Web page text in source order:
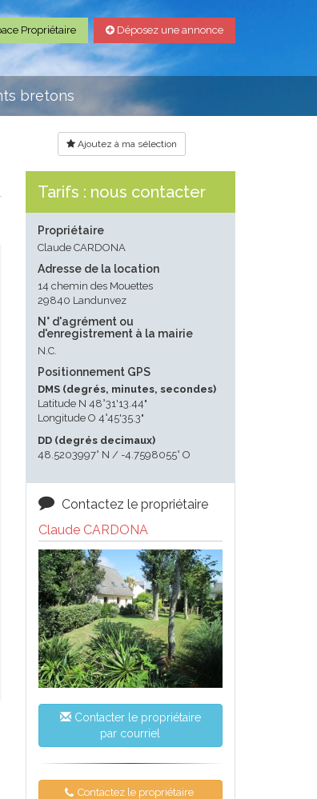
Propriétaire Déposez une annonce
bretons
Ajoutez à ma sélection
Tarifs : nous contacter
Propriétaire
Claude CARDONA
Adresse de la location
14 chemin des Mouettes
29840 Landunvez
N° d'agrément ou
d'enregistrement à la mairie
N.C.
Positionnement GPS
DMS (degrés, minutes, secondes)
Latitude N 48°31'13.44"
Longitude O 4°45'35.3"
DD (degrés decimaux)
48.5203997° N / -4.7598055° O
Contactez le propriétaire
Claude CARDONA
Contacter le propriétaire
par courriel
Contactez le propriétaire